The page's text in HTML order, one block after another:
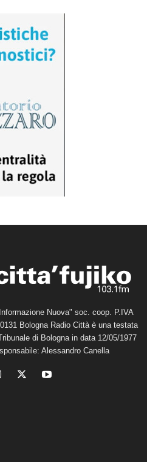
Nuova" soc. coop. P.IVA
Bologna Radio Città è una testata
di Bologna in data 12/05/1977
Alessandro Canella